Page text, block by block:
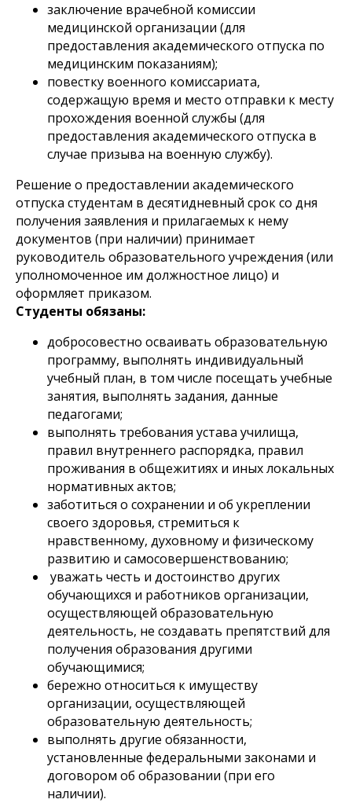
заключение врачебной комиссии
медицинской организации (для
предоставления академического отпуска по
медицинским показаниям);
повестку военного комиссариата,
содержащую время и место отправки к месту
прохождения военной службы (для
предоставления академического отпуска в
случае призыва на военную службу).
Решение о предоставлении академического
отпуска студентам в десятидневный срок со дня
получения заявления и прилагаемых к нему
документов (при наличии) принимает
руководитель образовательного учреждения (или
уполномоченное им должностное лицо) и
оформляет приказом.
Студенты обязаны:
добросовестно осваивать образовательную
программу, выполнять индивидуальный
учебный план, в том числе посещать учебные
занятия, выполнять задания, данные
педагогами;
выполнять требования устава училища,
правил внутреннего распорядка, правил
проживания в общежитиях и иных локальных
нормативных актов;
заботиться о сохранении и об укреплении
своего здоровья, стремиться к
нравственному, духовному и физическому
развитию и самосовершенствованию;
уважать честь и достоинство других
обучающихся и работников организации,
осуществляющей образовательную
деятельность, не создавать препятствий для
получения образования другими
обучающимися;
бережно относиться к имуществу
организации, осуществляющей
образовательную деятельность;
выполнять другие обязанности,
установленные федеральными законами и
договором об образовании (при его
наличии).